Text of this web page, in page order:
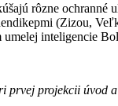
rôzne
(Zizou,
inteligencie
projekcii úvod